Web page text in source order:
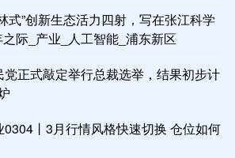
式”创新生态活力四射，写在张江科学
际_产业_人工智能_浦东新区
正式敲定举行总裁选举，结果初步计
丨3月行情风格快速切换 仓位如何